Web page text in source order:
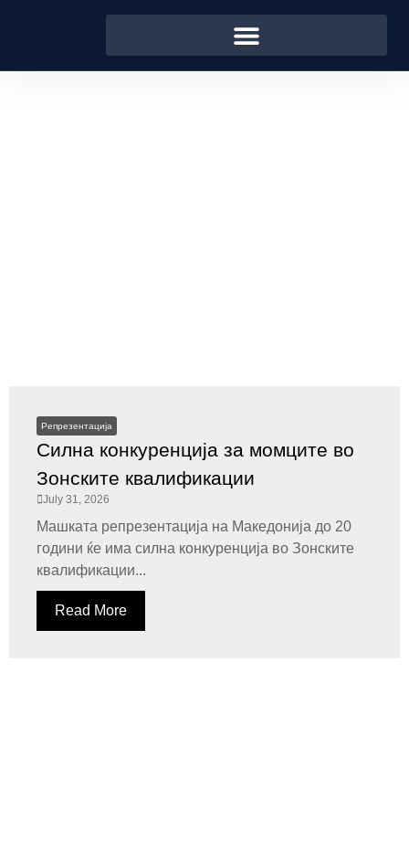
Репрезентација
Силна конкуренција за момците во
Зонските квалификации
July 31, 2026
Машката репрезентација на Македонија до 20
години ќе има силна конкуренција во Зонските
квалификации...
Read More